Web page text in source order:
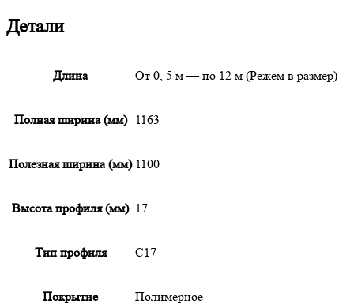
Детали
Длина От 0, 5 м — по 12 м (Режем в размер)
Полная ширина (мм) 1163
Полезная ширина (мм) 1100
Высота профиля (мм) 17
Тип профиля С17
Покрытие Полимерное